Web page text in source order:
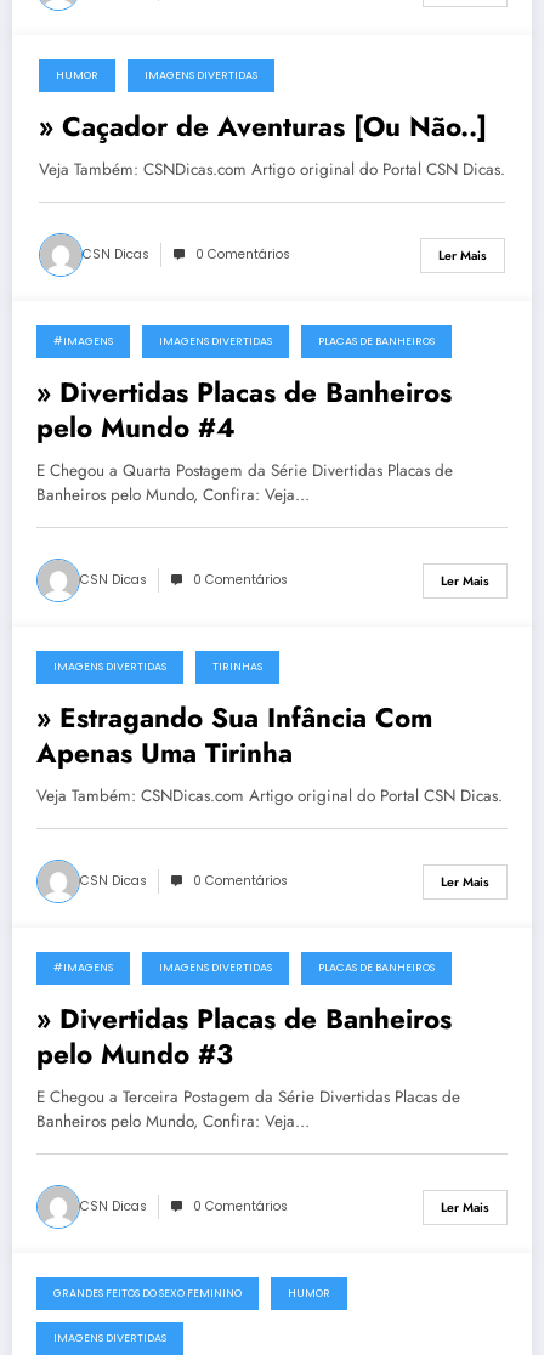
30 de Novembro, 2011
HUMOR IMAGENS DIVERTIDAS
» Caçador de Aventuras [Ou Não..]
Veja Também: CSNDicas.com Artigo original do Portal CSN Dicas.
CSN Dicas 0 Comentários Ler Mais
21 de Novembro, 2011
#IMAGENS IMAGENS DIVERTIDAS PLACAS DE BANHEIROS
» Divertidas Placas de Banheiros
pelo Mundo #4
E Chegou a Quarta Postagem da Série Divertidas Placas de
Banheiros pelo Mundo, Confira: Veja…
CSN Dicas 0 Comentários Ler Mais
10 de Novembro, 2011
IMAGENS DIVERTIDAS TIRINHAS
» Estragando Sua Infância Com
Apenas Uma Tirinha
Veja Também: CSNDicas.com Artigo original do Portal CSN Dicas.
CSN Dicas 0 Comentários Ler Mais
31 de Outubro, 2011
#IMAGENS IMAGENS DIVERTIDAS PLACAS DE BANHEIROS
» Divertidas Placas de Banheiros
pelo Mundo #3
E Chegou a Terceira Postagem da Série Divertidas Placas de
Banheiros pelo Mundo, Confira: Veja…
CSN Dicas 0 Comentários Ler Mais
26 de Outubro, 2011
GRANDES FEITOS DO SEXO FEMININO HUMOR
IMAGENS DIVERTIDAS